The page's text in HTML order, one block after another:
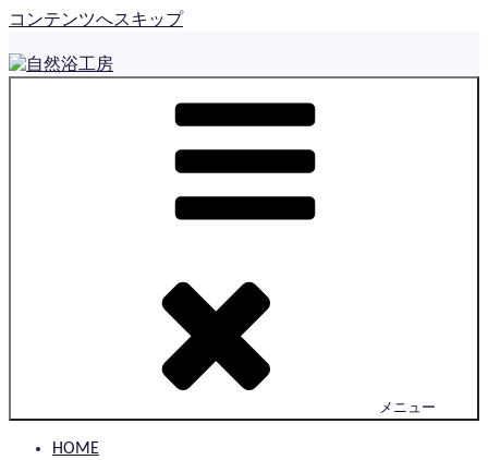
コンテンツへスキップ
佐賀で住まいの外構とお庭をつくっている とっても小さな
メニュー
HOME